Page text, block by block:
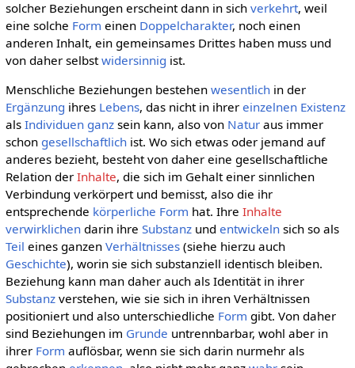
solcher Beziehungen erscheint dann in sich verkehrt, weil
eine solche Form einen Doppelcharakter, noch einen
anderen Inhalt, ein gemeinsames Drittes haben muss und
von daher selbstwidersinnig ist.
Menschliche Beziehungen bestehen wesentlichin der
Ergänzung ihres Lebens, das nicht in ihrer einzelnen Existenz
als Individuen ganzsein kann, also von Naturaus immer
schon gesellschaftlichist. Wo sich etwas oder jemand auf
anderes bezieht, besteht von daher eine gesellschaftliche
Relation der Inhalte, die sich im Gehalt einer sinnlichen
Verbindung verkörpert und bemisst, also die ihr
entsprechende körperliche Form hat. Ihre Inhalte
verwirklichendarin ihre Substanzund entwickelnsich so als
Teil eines ganzen Verhältnisses(siehe hierzu auch
Geschichte), worin sie sich substanziell identisch bleiben.
Beziehung kann man daher auch als Identität in ihrer
Substanzverstehen, wie sie sich in ihren Verhältnissen
positioniert und also unterschiedliche Form gibt. Von daher
sind Beziehungen im Grunde untrennbarbar, wohl aber in
ihrer Form auflösbar, wenn sie sich darin nurmehr als